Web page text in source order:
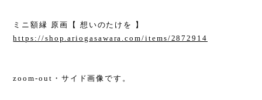
ミニ額縁 原画【 想いのたけを 】
https://shop.ariogasawara.com/items/2872914
zoom-out・サイド画像です。